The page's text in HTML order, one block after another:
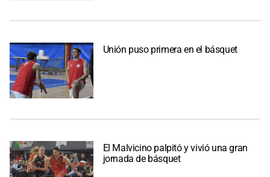
Unión puso primera en el básquet
El Malvicino palpitó y vivió una gran
jornada de básquet